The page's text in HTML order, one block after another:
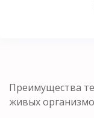
Преимущества
живых